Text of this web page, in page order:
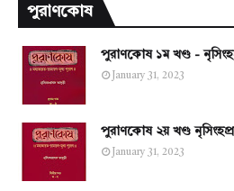
পুরাণকোষ
পুরাণকোষ ১ম খণ্ড -
January 31, 2023
পুরাণকোষ ২য় খণ্ড
January 31, 2023